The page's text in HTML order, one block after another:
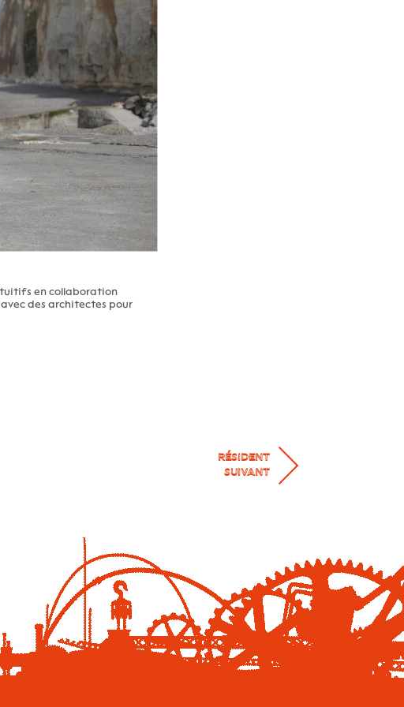
en collaboration
des architectes pour
RÉSIDENT
SUIVANT